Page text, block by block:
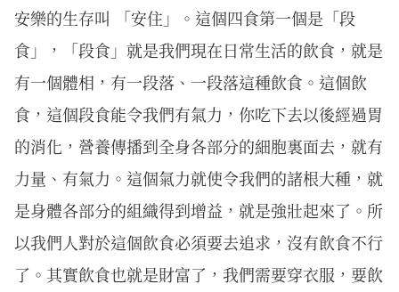
安樂的生存叫 「安住」。這個四食第一個是「段
食」，「段食」就是我們現在日常生活的飲食，就是
有一個體相，有一段落、一段落這種飲食。這個飲
食，這個段食能令我們有氣力，你吃下去以後經過胃
的消化，營養傳播到全身各部分的細胞裏面去，就有
力量、有氣力。這個氣力就使令我們的諸根大種，就
是身體各部分的組織得到增益，就是強壯起來了。所
以我們人對於這個飲食必須要去追求，沒有飲食不行
了。其實飲食也就是財富了，我們需要穿衣服，要飲